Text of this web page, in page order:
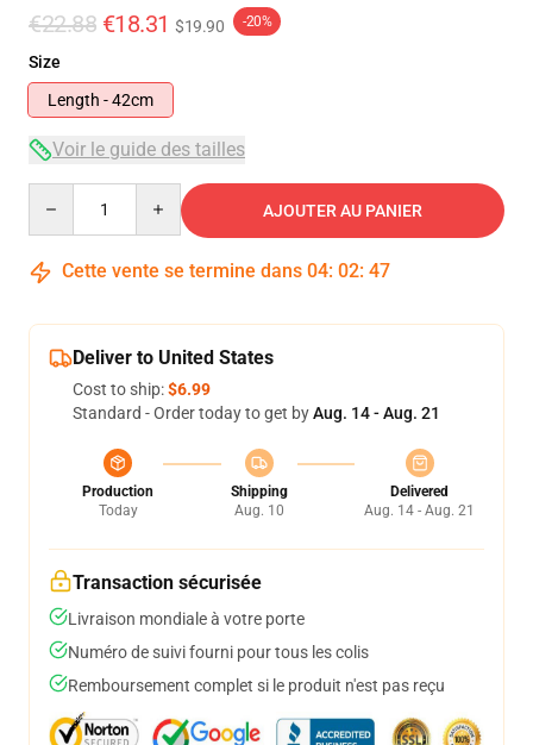
€22.88 €18.31 $19.90 -20%
Size
Length - 42cm
Voir le guide des tailles
AJOUTER AU PANIER
Cette vente se termine dans 04: 02: 47
Deliver to United States
Cost to ship:$6.99
Standard - Order today to get byAug. 14 - Aug. 21
Production
Today
Shipping
Aug. 10
Delivered
Aug. 14 - Aug. 21
Transaction sécurisée
Livraison mondiale à votre porte
Numéro de suivi fourni pour tous les colis
Remboursement complet si le produit n'est pas reçu